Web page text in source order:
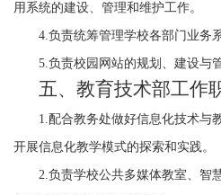
用系统的建设、管理和维护工作。
4.负责统筹管理学校各部门业务
5.负责校园网站的规划、建设与
五、教育技术部工作
1.配合教务处做好信息化技术与
开展信息化教学模式的探索和实践。
2.负责学校公共多媒体教室、智